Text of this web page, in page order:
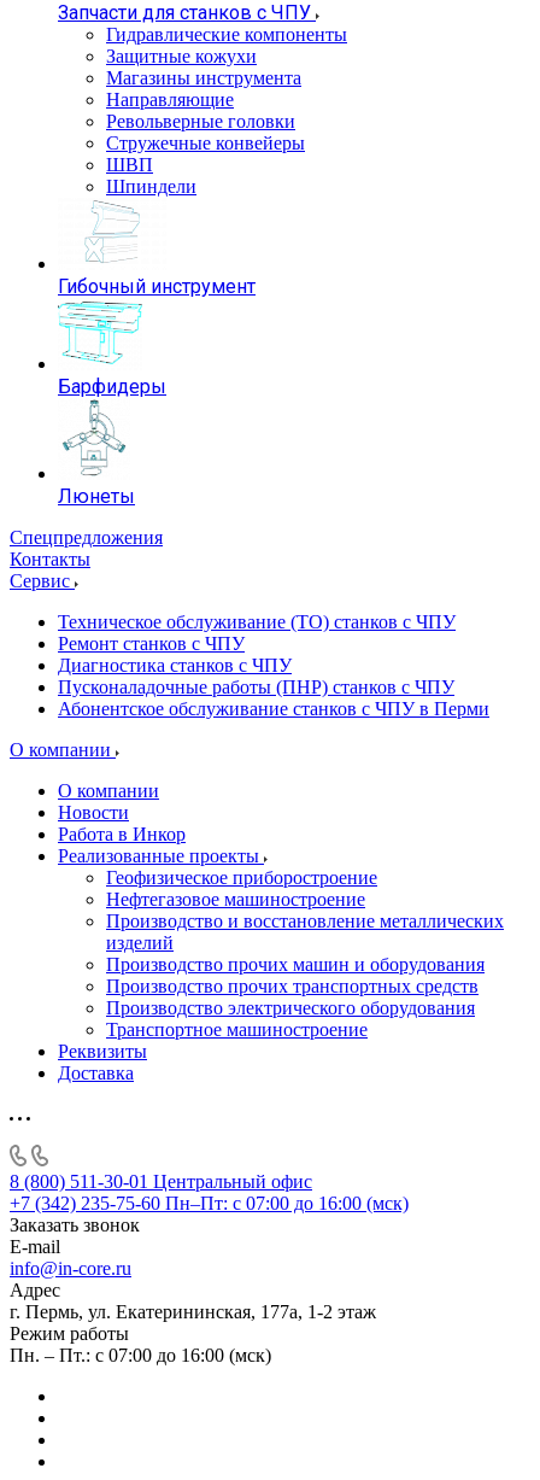
Запчасти для станков с ЧПУ
Гидравлические компоненты
Защитные кожухи
Магазины инструмента
Направляющие
Револьверные головки
Стружечные конвейеры
ШВП
Шпиндели
Гибочный инструмент
Барфидеры
Люнеты
Спецпредложения
Контакты
Сервис
Техническое обслуживание (ТО) станков с ЧПУ
Ремонт станков с ЧПУ
Диагностика станков с ЧПУ
Пусконаладочные работы (ПНР) станков с ЧПУ
Абонентское обслуживание станков с ЧПУ в Перми
О компании
О компании
Новости
Работа в Инкор
Реализованные проекты
Геофизическое приборостроение
Нефтегазовое машиностроение
Производство и восстановление металлических
изделий
Производство прочих машин и оборудования
Производство прочих транспортных средств
Производство электрического оборудования
Транспортное машиностроение
Реквизиты
Доставка
8 (800) 511-30-01 Центральный офис
+7 (342) 235-75-60 Пн–Пт: с 07:00 до 16:00 (мск)
Заказать звонок
E-mail
info@in-core.ru
Адрес
г. Пермь, ул. ​Екатерининская, 177а, ​1-2 этаж
Режим работы
Пн. – Пт.: с 07:00 до 16:00 (мск)